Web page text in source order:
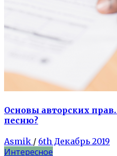
Основы авторских
песню?
Asmik / 6th Декабрь 2019
Интересное